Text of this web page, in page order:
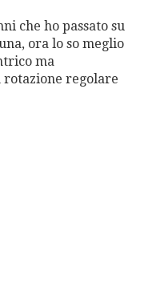
che ho passato su
ora lo so meglio
ma
rotazione regolare